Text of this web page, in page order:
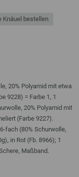
Knäuel bestellen
20% Polyamid mit etwa
9228) = Farbe 1, 1
20% Polyamid mit
(Farbe 9227).
fach (80% Schurwolle,
in Rot (Fb. 8966); 1
Maßband.